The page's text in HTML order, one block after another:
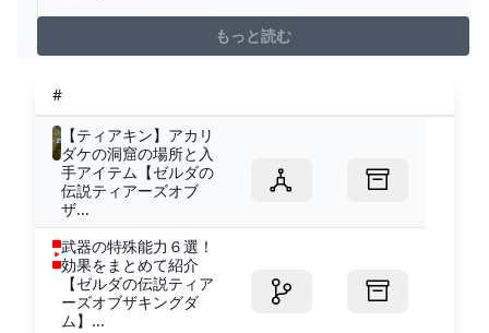
もっと読む
#
【ティアキン】アカリ
ダケの洞窟の場所と入
手アイテム【ゼルダの
伝説ティアーズオブ
ザ...
武器の特殊能力６選！
効果をまとめて紹介
【ゼルダの伝説ティア
ーズオブザキングダ
ム】...